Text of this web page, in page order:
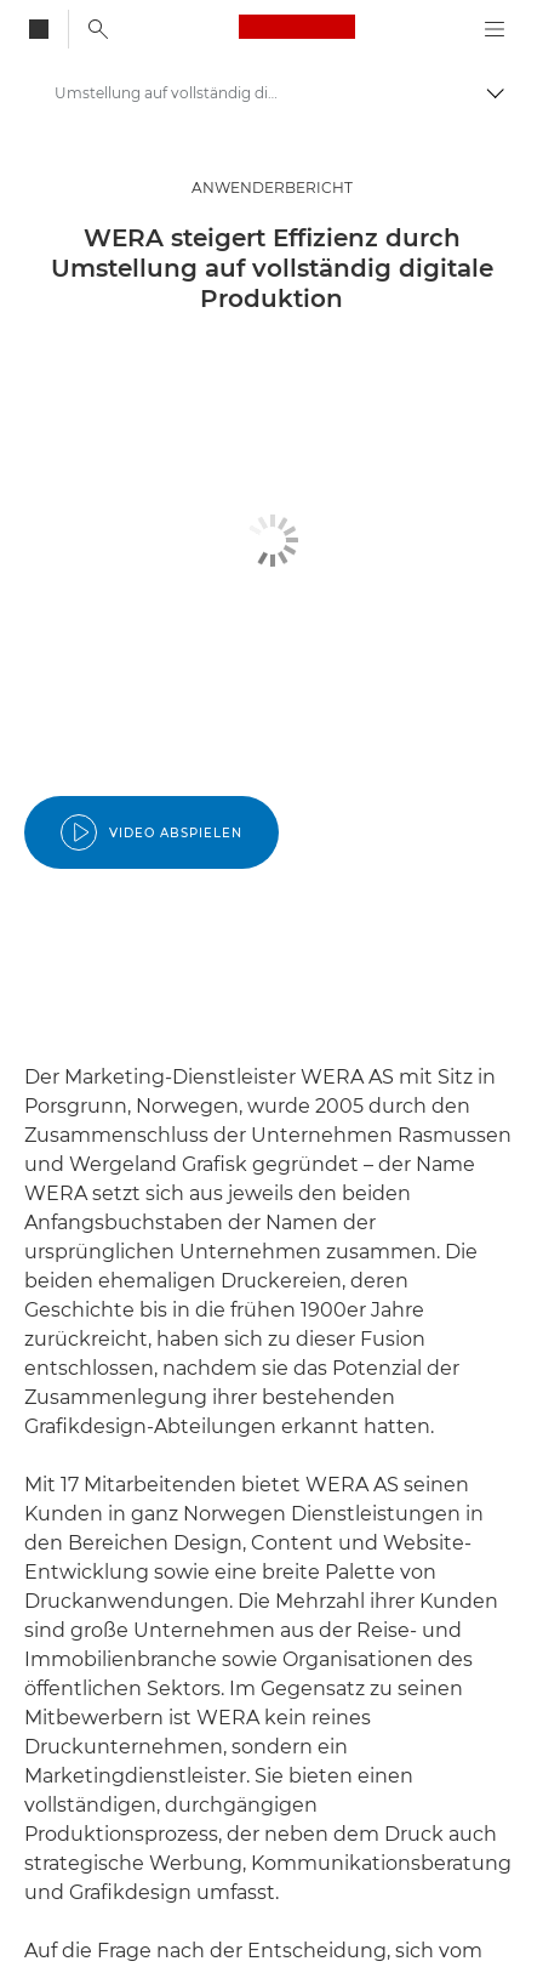
Canon Logo, back
Auf
Lösungen & Dienstleistungen
Business-Insights - B2B & Branchen-News
Business Anwenderberichte
Umstellung auf vollständig digitale Produktion
ANWENDERBERICHT
WERA steigert Effizienz durch
Umstellung auf vollständig digitale
Produktion
VIDEO ABSPIELEN
Der Marketing-Dienstleister WERA AS mit Sitz in
Porsgrunn, Norwegen, wurde 2005 durch den
Zusammenschluss der Unternehmen Rasmussen
und Wergeland Grafisk gegründet – der Name
WERA setzt sich aus jeweils den beiden
Anfangsbuchstaben der Namen der
ursprünglichen Unternehmen zusammen. Die
beiden ehemaligen Druckereien, deren
Geschichte bis in die frühen 1900er Jahre
zurückreicht, haben sich zu dieser Fusion
entschlossen, nachdem sie das Potenzial der
Zusammenlegung ihrer bestehenden
Grafikdesign-Abteilungen erkannt hatten.
Mit 17 Mitarbeitenden bietet WERA AS seinen
Kunden in ganz Norwegen Dienstleistungen in
den Bereichen Design, Content und Website-
Entwicklung sowie eine breite Palette von
Druckanwendungen. Die Mehrzahl ihrer Kunden
sind große Unternehmen aus der Reise- und
Immobilienbranche sowie Organisationen des
öffentlichen Sektors. Im Gegensatz zu seinen
Mitbewerbern ist WERA kein reines
Druckunternehmen, sondern ein
Marketingdienstleister. Sie bieten einen
vollständigen, durchgängigen
Produktionsprozess, der neben dem Druck auch
strategische Werbung, Kommunikationsberatung
und Grafikdesign umfasst.
Auf die Frage nach der Entscheidung, sich vom